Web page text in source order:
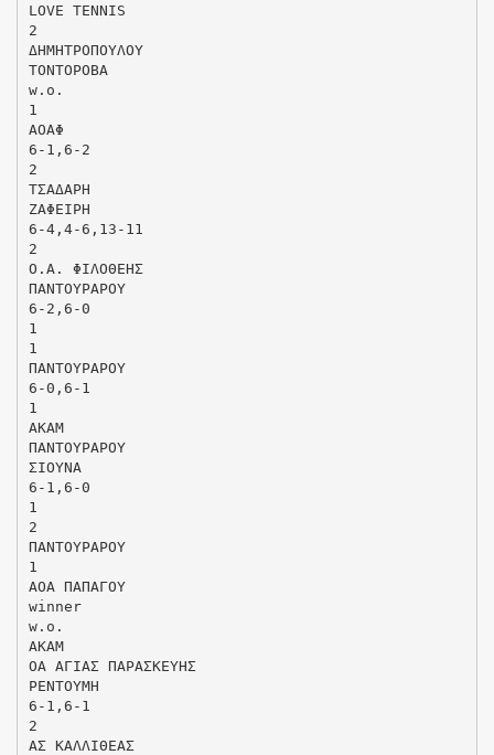
LOVE TENNIS
2
ΔΗΜΗΤΡΟΠΟΥΛΟΥ
ΤΟΝΤΟΡΟΒΑ
w.o.
1
ΑΟΑΦ
6-1,6-2
2
ΤΣΑΔΑΡΗ
ΖΑΦΕΙΡΗ
6-4,4-6,13-11
2
Ο.Α. ΦΙΛΟΘΕΗΣ
ΠΑΝΤΟΥΡΑΡΟΥ
6-2,6-0
1
1
ΠΑΝΤΟΥΡΑΡΟΥ
6-0,6-1
1
ΑΚΑΜ
ΠΑΝΤΟΥΡΑΡΟΥ
ΣΙΟΥΝΑ
6-1,6-0
1
2
ΠΑΝΤΟΥΡΑΡΟΥ
1
ΑΟΑ ΠΑΠΑΓΟΥ
winner
w.o.
ΑΚΑΜ
ΟΑ ΑΓΙΑΣ ΠΑΡΑΣΚΕΥΗΣ
ΡΕΝΤΟΥΜΗ
6-1,6-1
2
ΑΣ ΚΑΛΛΙΘΕΑΣ